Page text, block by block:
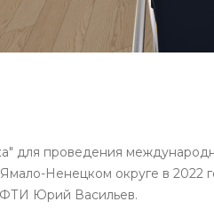
для проведения
Ненецком округе в 2022
Юрий Васильев.